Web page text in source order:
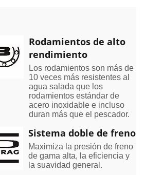
Rodamientos de alto
rendimiento
Los rodamientos son más de
10 veces más resistentes al
agua salada que los
rodamientos estándar de
acero inoxidable e incluso
duran más que el pescador.
Sistema doble de freno
Maximiza la presión de freno
de gama alta, la eficiencia y
la suavidad general.